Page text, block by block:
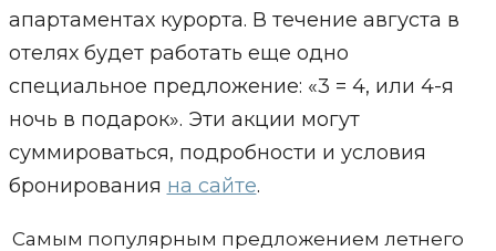
апартаментах курорта. В течение августа в
отелях будет работать еще одно
специальное предложение: «3 = 4, или 4-я
ночь в подарок». Эти акции могут
суммироваться, подробности и условия
бронирования на сайте.
Самым популярным предложением летнего